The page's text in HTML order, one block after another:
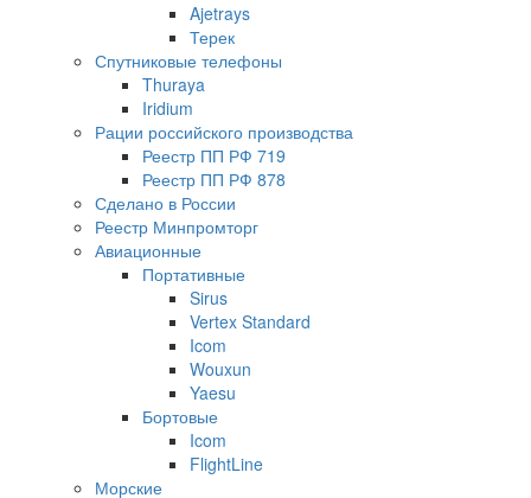
Ajetrays
Терек
Спутниковые телефоны
Thuraya
Iridium
Рации российского производства
Реестр ПП РФ 719
Реестр ПП РФ 878
Сделано в России
Реестр Минпромторг
Авиационные
Портативные
Sirus
Vertex Standard
Icom
Wouxun
Yaesu
Бортовые
Icom
FlightLine
Морские